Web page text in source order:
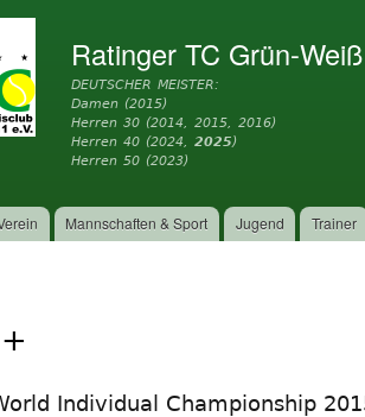
Ratinger TC Grün-
DEUTSCHER MEISTER:
Damen (2015)
Herren 30 (2014, 2015, 2016)
Herren 40 (2024,2025)
Herren 50 (2023)
Mannschaften & Sport Jugend Trainer
Individual Championship